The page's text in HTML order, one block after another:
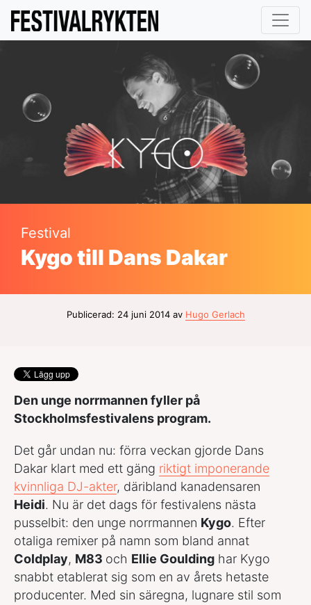
Festival
Kygo till Dans Dakar
Publicerad: 24 juni 2014 av Hugo Gerlach
Den unge norrmannen fyller på
Stockholmsfestivalens program.
Det går undan nu: förra veckan gjorde Dans
Dakar klart med ett gäng riktigt imponerande
kvinnliga DJ-akter, däribland kanadensaren
Heidi. Nu är det dags för festivalens nästa
pusselbit: den unge norrmannen Kygo. Efter
otaliga remixer på namn som bland annat
Coldplay, M83 och Ellie Goulding har Kygo
snabbt etablerat sig som en av årets hetaste
producenter. Med sin säregna, lugnare stil som